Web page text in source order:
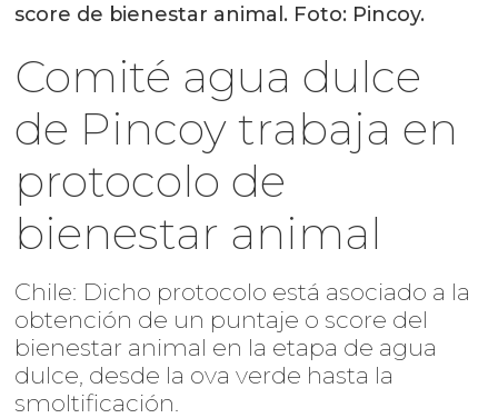
score de bienestar animal. Foto: Pincoy.
Comité agua dulce
de Pincoy trabaja en
protocolo de
bienestar animal
Chile: Dicho protocolo está asociado a la
obtención de un puntaje o score del
bienestar animal en la etapa de agua
dulce, desde la ova verde hasta la
smoltificación.